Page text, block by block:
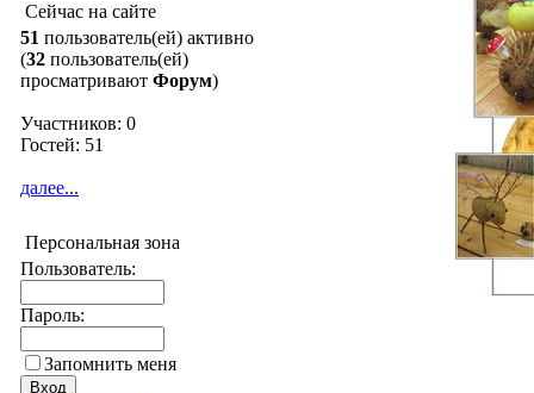
Сейчас на сайте
51 пользователь(ей) активно
(32 пользователь(ей)
просматривают Форум)
Участников: 0
Гостей: 51
далее...
Персональная зона
Пользователь:
Пароль:
Запомнить меня